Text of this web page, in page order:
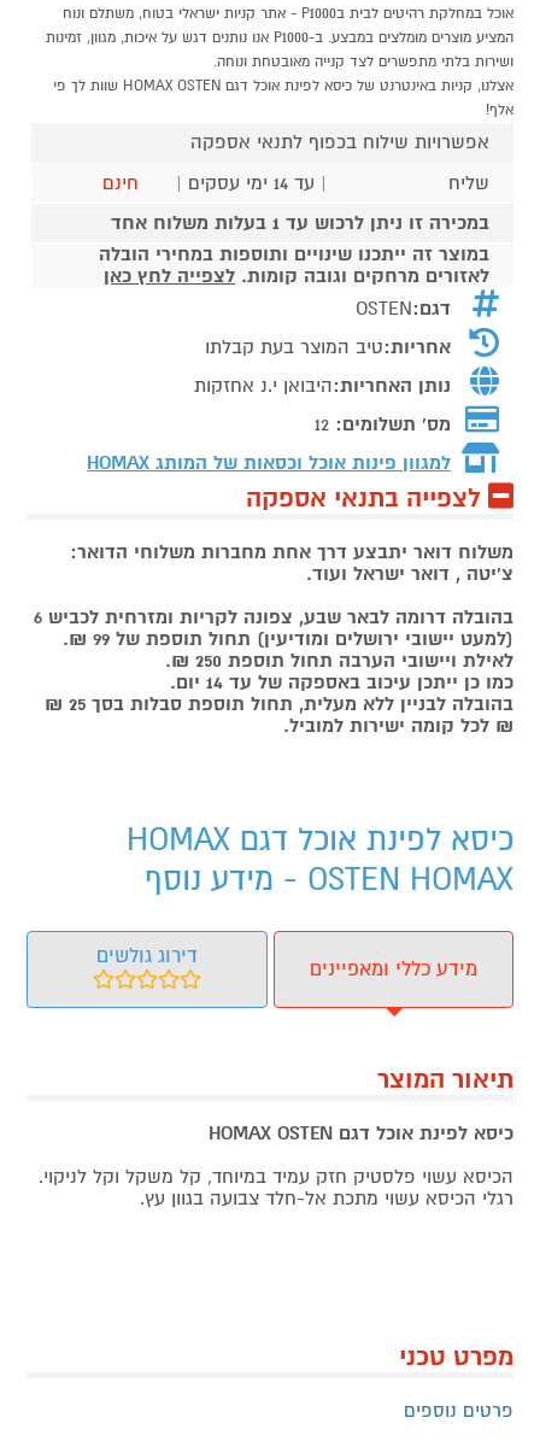
אוכל במחלקת רהיטים לבית בP1000 - אתר קניות ישראלי בטוח, משתלם ונוח
המציע מוצרים מומלצים במבצע. ב-P1000 אנו נותנים דגש על איכות, מגוון, זמינות
ושירות בלתי מתפשרים לצד קנייה מאובטחת ונוחה.
אצלנו, קניות באינטרנט של כיסא לפינת אוכל דגם HOMAX OSTEN שוות לך פי
אלף!
אפשרויות שילוח בכפוף לתנאי אספקה
שליח
| עד 14 ימי עסקים |
חינם
במכירה זו ניתן לרכוש עד 1 בעלות משלוח אחד
במוצר זה ייתכנו שינויים ותוספות במחירי הובלה
לאזורים מרחקים וגובה קומות. לצפייה לחץ כאן
דגם:OSTEN
אחריות:טיב המוצר בעת קבלתו
נותן האחריות:היבואן י.נ אחזקות
מס' תשלומים: 12
למגוון פינות אוכל וכסאות של המותג HOMAX
לצפייה בתנאי אספקה
משלוח דואר יתבצע דרך אחת מחברות משלוחי הדואר:
צ'יטה , דואר ישראל ועוד.
בהובלה דרומה לבאר שבע, צפונה לקריות ומזרחית לכביש 6
(למעט יישובי ירושלים ומודיעין) תחול תוספת של 99 ₪.
לאילת ויישובי הערבה תחול תוספת 250 ₪.
כמו כן ייתכן עיכוב באספקה של עד 14 יום.
בהובלה לבניין ללא מעלית, תחול תוספת סבלות בסך 25 ₪
₪ לכל קומה ישירות למוביל.
כיסא לפינת אוכל דגם HOMAX
OSTEN HOMAX - מידע נוסף
מידע כללי ומאפיינים
דירוג גולשים
תיאור המוצר
כיסא לפינת אוכל דגם HOMAX OSTEN
הכיסא עשוי פלסטיק חזק עמיד במיוחד, קל משקל וקל לניקוי.
רגלי הכיסא עשוי מתכת אל-חלד צבועה בגוון עץ.
מפרט טכני
פרטים נוספים